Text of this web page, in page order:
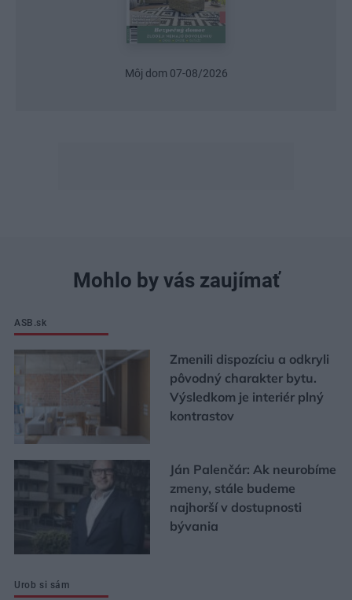
Môj dom 07-08/2026
Mohlo by vás zaujímať
ASB.sk
Zmenili dispozíciu a odkryli
pôvodný charakter bytu.
Výsledkom je interiér plný
kontrastov
Ján Palenčár: Ak neurobíme
zmeny, stále budeme
najhorší v dostupnosti
bývania
Urob si sám